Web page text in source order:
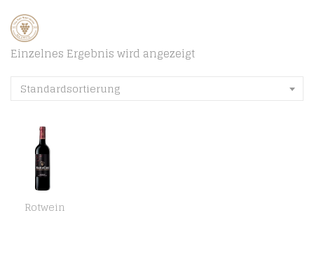
Einzelnes Ergebnis wird angezeigt
Standardsortierung
Rotwein